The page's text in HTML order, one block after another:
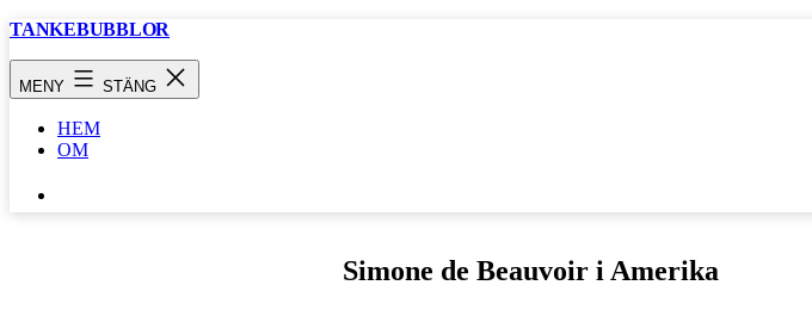
Hoppa
TANKEBUBBLOR
MENY STÄNG
HEM
OM
…
Simone de Beauvoir i Amerika